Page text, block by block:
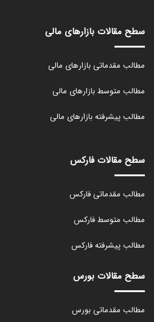
سطح مقالات بازارهای مالی
مطالب مقدماتی بازارهای مالی
مطالب متوسط بازارهای مالی
مطالب پیشرفته بازارهای مالی
سطح مقالات فارکس
مطالب مقدماتی فارکس
مطالب متوسط فارکس
مطالب پیشرفته فارکس
سطح مقالات بورس
مطالب مقدماتی بورس